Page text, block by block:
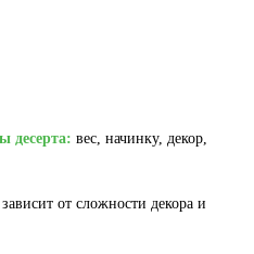
десерта: вес, начинку, декор,
зависит от сложности декора и